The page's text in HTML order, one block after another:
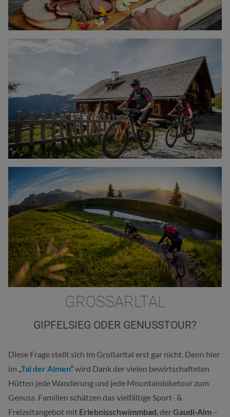
GROSSARLTAL
GIPFELSIEG ODER GENUSSTOUR?
Diese Frage stellt sich im Großarltal erst gar nicht. Denn hier
im Tal der Almen“wird Dank der vielen bewirtschafteten
Hütten jede Wanderung und jede Mountainbiketour zum
Genuss. Familien schätzen das vielfältige Sport- &
Freizeitangebot mit Erlebnisschwimmbad , derGaudi-Alm –